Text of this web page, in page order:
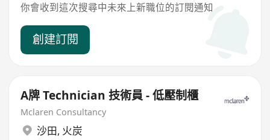
你會收到這次搜尋中未來上新職位的訂閱通知
創建訂閱
A牌 Technician 技術員 - 低壓制櫃
Mclaren Consultancy
沙田, 火炭